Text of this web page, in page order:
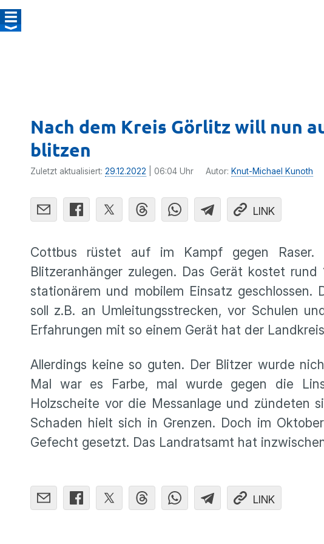
Nach dem Kreis Görlitz will nun
blitzen
Zuletzt aktualisiert: 29.12.2022 | 06:04 Uhr Autor: Knut-Michael Kunoth
LINK
Cottbus rüstet auf im Kampf gegen
Blitzeranhänger zulegen. Das Gerät kostet
stationärem und mobilem Einsatz
soll z.B. an Umleitungsstrecken, vor Schulen
Erfahrungen mit so einem Gerät hat der
Allerdings keine so guten. Der Blitzer wurde
Mal war es Farbe, mal wurde gegen die
Holzscheite vor die Messanlage und zündeten
Schaden hielt sich in Grenzen. Doch im
Gefecht gesetzt. Das Landratsamt hat
LINK